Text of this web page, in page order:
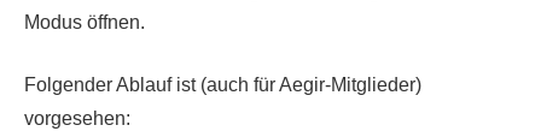
Modus öffnen.
Folgender Ablauf ist (auch für Aegir-Mitglieder)
vorgesehen: